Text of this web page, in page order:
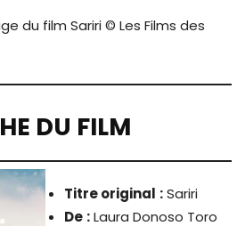
du film Sariri © Les Films des
DU FILM
Titre original :Sariri
De :Laura Donoso Toro